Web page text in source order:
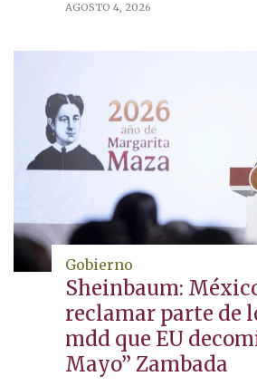
AGOSTO 4, 2026
Gobierno
Sheinbaum:
reclamar parte de
mdd que EU
Mayo” Zambada